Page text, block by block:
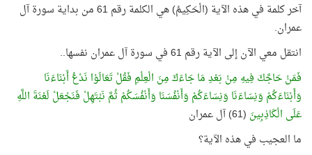
آخر كلمة في هذه الآية (الْحَكِيمُ) هي الكلمة رقم 61 من بداية سورة آل
عمران.
انتقل معي الآن إلى الآية رقم 61 في سورة آل عمران نفسها
..
فَمَنْ حَاجَّكَ فِيهِ مِنْ بَعْدِ مَا جَاءَكَ مِنَ الْعِلْمِ فَقُلْ تَعَالَوْا نَدْعُ أَبْنَاءَنَا
وَأَبْنَاءَكُمْ وَنِسَاءَنَا وَنِسَاءَكُمْ وَأَنْفُسَنَا وَأَنْفُسَكُمْ ثُمَّ نَبْتَهِلْ فَنَجْعَلْ لَعْنَةَ اللَّهِ
عَلَى الْكَاذِبِينَ (61) آل عمران
ما العجيب في هذه الآية؟